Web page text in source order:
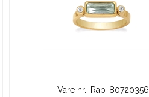
Vare nr.: Rab-80720356